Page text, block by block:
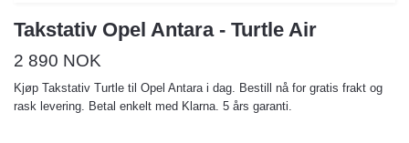
Takstativ Opel Antara - Turtle Air
2 890 NOK
Kjøp Takstativ Turtle til Opel Antara i dag. Bestill nå for gratis frakt og
rask levering. Betal enkelt med Klarna. 5 års garanti.